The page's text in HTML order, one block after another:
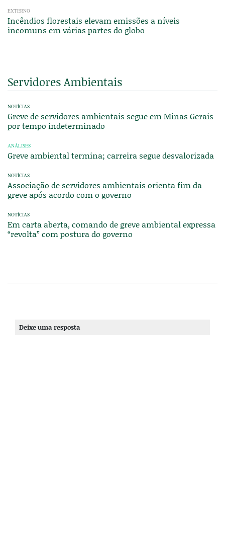
EXTERNO
Incêndios florestais elevam emissões a níveis
incomuns em várias partes do globo
Servidores Ambientais
NOTÍCIAS
Greve de servidores ambientais segue em Minas Gerais
por tempo indeterminado
ANÁLISES
Greve ambiental termina; carreira segue desvalorizada
NOTÍCIAS
Associação de servidores ambientais orienta fim da
greve após acordo com o governo
NOTÍCIAS
Em carta aberta, comando de greve ambiental expressa
“revolta” com postura do governo
Deixe uma resposta